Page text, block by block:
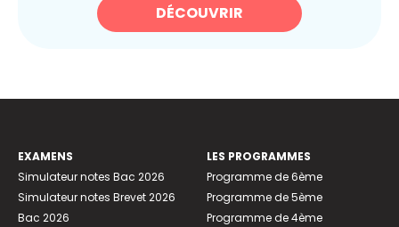
DÉCOUVRIR
EXAMENS
Simulateur notes Bac 2026
Simulateur notes Brevet 2026
Bac 2026
LES PROGRAMMES
Programme de 6ème
Programme de 5ème
Programme de 4ème